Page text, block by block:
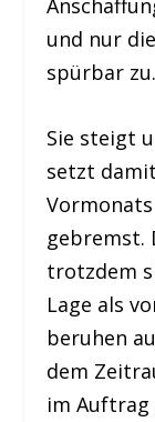
und nur
spürbar zu.
Sie steigt
setzt
gebremst.
trotzdem
Lage als
beruhen
dem
im Auftrag